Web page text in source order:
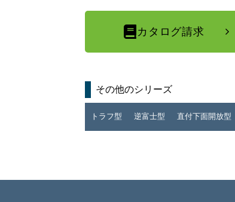
カタログ請求
その他のシリーズ
トラフ型 逆富士型 直付下面開放型